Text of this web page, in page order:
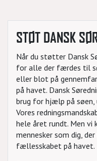
STØT DANSK
Når du støtter Dansk
for alle der færdes til
eller blot på
på havet. Dansk
brug for hjælp på søen,
Vores
hele året rundt. Men vi
mennesker som dig,
fællesskabet på havet.